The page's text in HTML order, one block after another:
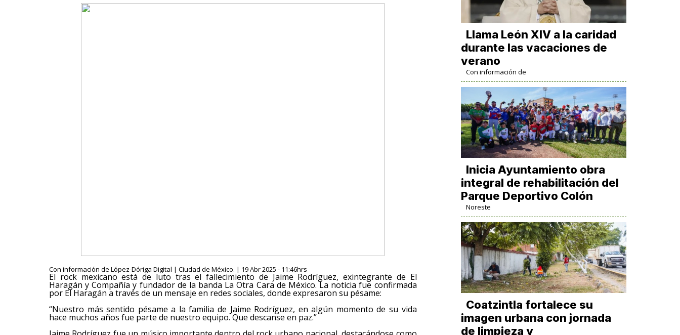
Con información de López-Dóriga Digital | Ciudad de México. | 19 Abr 2025 - 11:46hrs
El rock mexicano está de luto tras el fallecimiento de Jaime Rodríguez, exintegrante de El
Haragán y Compañía y fundador de la banda La Otra Cara de México. La noticia fue confirmada
por El Haragán a través de un mensaje en redes sociales, donde expresaron su pésame:
“Nuestro más sentido pésame a la familia de Jaime Rodríguez, en algún momento de su vida
hace muchos años fue parte de nuestro equipo. Que descanse en paz.”
Llama León XIV a la caridad
durante las vacaciones de
verano
Con información de
Inicia Ayuntamiento obra
integral de rehabilitación del
Parque Deportivo Colón
Noreste
Coatzintla fortalece su
imagen urbana con jornada
de limpieza y